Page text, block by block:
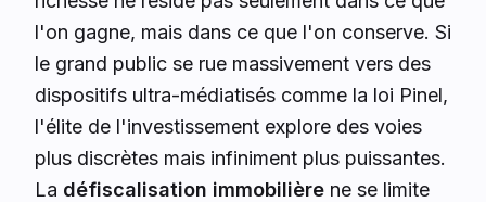
l'on gagne, mais dans ce que l'on conserve. Si
le grand public se rue massivement vers des
dispositifs ultra-médiatisés comme la loi Pinel,
l'élite de l'investissement explore des voies
plus discrètes mais infiniment plus puissantes.
La défiscalisation immobilière ne se limite